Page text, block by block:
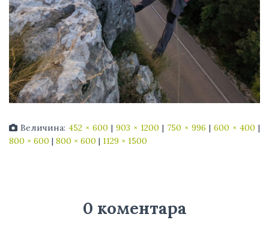
Величина: 452 × 600 | 903 × 1200 | 750 × 996 | 600 × 400 |
800 × 600 | 800 × 600 | 1129 × 1500
0 коментара